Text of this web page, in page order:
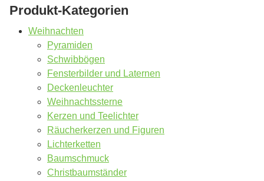
Produkt-Kategorien
Weihnachten
Pyramiden
Schwibbögen
Fensterbilder und Laternen
Deckenleuchter
Weihnachtssterne
Kerzen und Teelichter
Räucherkerzen und Figuren
Lichterketten
Baumschmuck
Christbaumständer